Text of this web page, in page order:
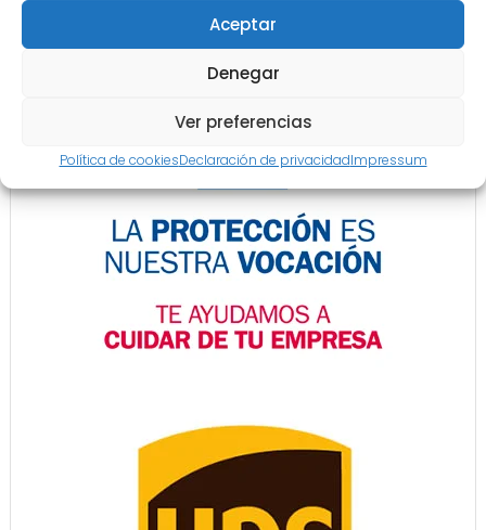
Aceptar
Denegar
Ver preferencias
Política de cookiesDeclaración de privacidadImpressum